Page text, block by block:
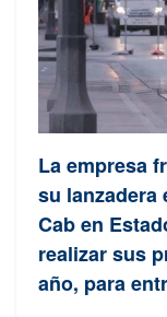
La empresa
su lanzadera
Cab en
realizar sus
año, para